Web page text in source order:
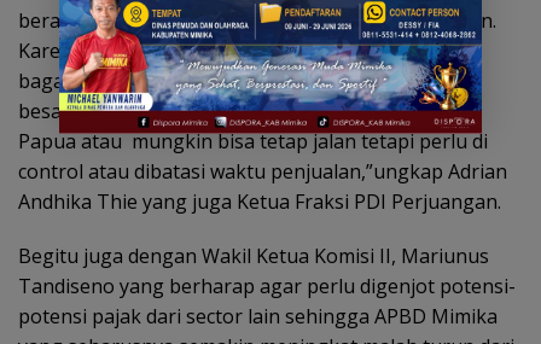
berapa persen atau besaran dari pajak tokoh dingin.
Karena marak took-toko dingin dimana mana,
bagaimana potensi pajaknya. Walaupun pajaknya
besar dari miras , tetapi efeknya merusak generasi
Papua atau mungkin bisa tetap jalan tetapi perlu di
control atau dibatasi waktu penjualan,”ungkap Adrian
Andhika Thie yang juga Ketua Fraksi PDI Perjuangan.
Begitu juga dengan Wakil Ketua Komisi II, Mariunus
Tandiseno yang berharap agar perlu digenjot potensi-
potensi pajak dari sector lain sehingga APBD Mimika